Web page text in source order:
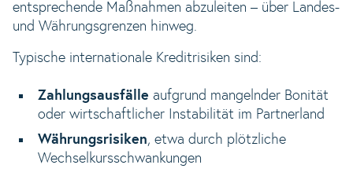
entsprechende Maßnahmen abzuleiten – über Landes-
und Währungsgrenzen hinweg.
Typische internationale Kreditrisiken sind:
Zahlungsausfälle aufgrund mangelnder Bonität
oder wirtschaftlicher Instabilität im Partnerland
Währungsrisiken, etwa durch plötzliche
Wechselkursschwankungen